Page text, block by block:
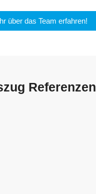
über das Team erfahren!
Referenzen